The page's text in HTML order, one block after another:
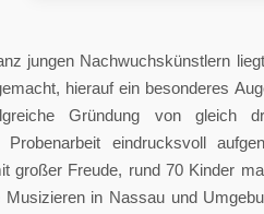
jungen Nachwuchskünstlern
hierauf ein besonderes
Gründung von gleich
eindrucksvoll
großer Freude, rund 70 Kinder
in Nassau und